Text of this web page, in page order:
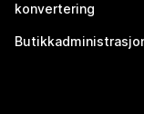
konvertering